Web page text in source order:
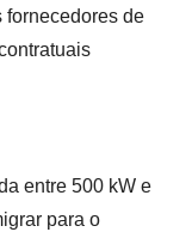
fornecedores de
entre 500 kW e
para o